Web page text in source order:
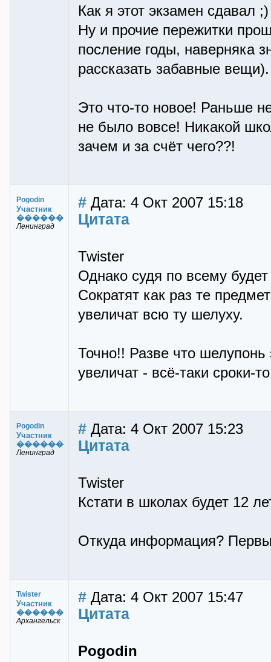
Как я этот экзамен сдавал
Ну и прочие пережитки
посление годы, наверняка
рассказать забавные вещи).
Это что-то новое! Раньше
не было вовсе! Никакой
зачем и за счёт чего??!
Pogodin
Участник
������
Ленинград
# Дата: 4 Окт 2007 15:18
Цитата
Twister
Однако судя по всему
Сократят как раз те
увеличат всю ту шелуху.
Точно!! Разве что
увеличат - всё-таки сроки-
Pogodin
Участник
������
Ленинград
# Дата: 4 Окт 2007 15:23
Цитата
Twister
Кстати в школах будет 12
Откуда информация?
Twister
Участник
������
Архангельск
# Дата: 4 Окт 2007 15:47
Цитата
Pogodin